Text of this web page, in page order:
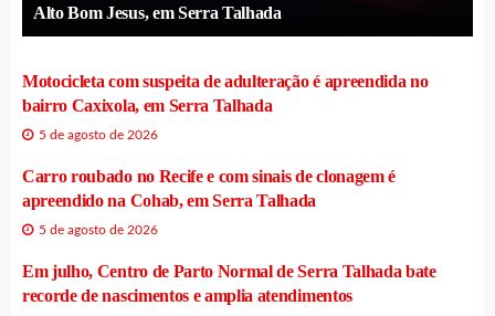
Alto Bom Jesus, em Serra Talhada
Motocicleta com suspeita de adulteração é apreendida no
bairro Caxixola, em Serra Talhada
5 de agosto de 2026
Carro roubado no Recife e com sinais de clonagem é
apreendido na Cohab, em Serra Talhada
5 de agosto de 2026
Em julho, Centro de Parto Normal de Serra Talhada bate
recorde de nascimentos e amplia atendimentos